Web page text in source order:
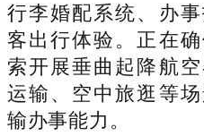
行李婚配系统、办
客出行体验。正在
索开展垂曲起降航
运输、空中旅逛等
输办事能力。